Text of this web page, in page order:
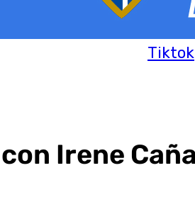
Tiktok
Irene